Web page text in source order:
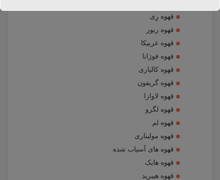
قهوه رِی
قهوه ریور
قهوه عربیکا
قهوه فوژانا
قهوه کالیاری
قهوه گریفون
قهوه لاوازا
قهوه لگرو
قهوه لم
قهوه مولیناری
قهوه های آسیاب شده
قهوه هایک
قهوه هیبرید